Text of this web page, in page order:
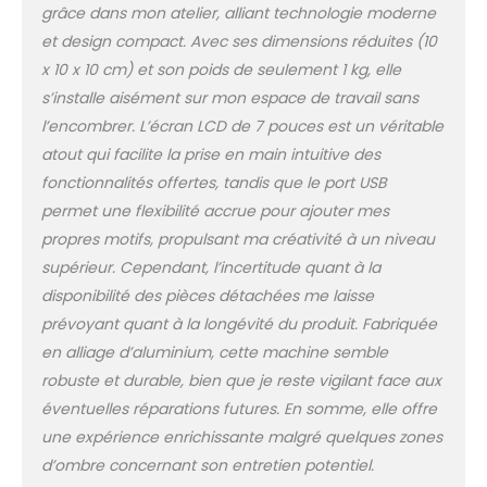
tout le monde : écran
tactile clair de 7". Des
fonctions pratiques
telles que le contrôle
au pied, l'enfilage
rapide et la coupe
automatique du fil
facilitent le travail.
Construction durable
et sûre : les ouvertures
chaleur empêchent la
surchauffe. La
construction robuste
garantit une utilisation
travaux de couture
quotidiens.
grâce dans mon atelier, alliant technologie moderne
et design compact. Avec ses dimensions réduites (10
x 10 x 10 cm) et son poids de seulement 1 kg, elle
s’installe aisément sur mon espace de travail sans
l’encombrer. L’écran LCD de 7 pouces est un véritable
atout qui facilite la prise en main intuitive des
fonctionnalités offertes, tandis que le port USB
permet une flexibilité accrue pour ajouter mes
propres motifs, propulsant ma créativité à un niveau
supérieur. Cependant, l’incertitude quant à la
disponibilité des pièces détachées me laisse
prévoyant quant à la longévité du produit. Fabriquée
en alliage d’aluminium, cette machine semble
robuste et durable, bien que je reste vigilant face aux
éventuelles réparations futures. En somme, elle offre
une expérience enrichissante malgré quelques zones
d’ombre concernant son entretien potentiel.